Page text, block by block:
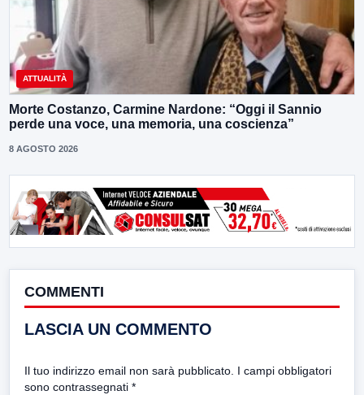
ATTUALITÀ
Morte Costanzo, Carmine Nardone: “Oggi il Sannio
perde una voce, una memoria, una coscienza”
8 AGOSTO 2026
COMMENTI
LASCIA UN COMMENTO
Il tuo indirizzo email non sarà pubblicato. I campi obbligatori
sono contrassegnati *